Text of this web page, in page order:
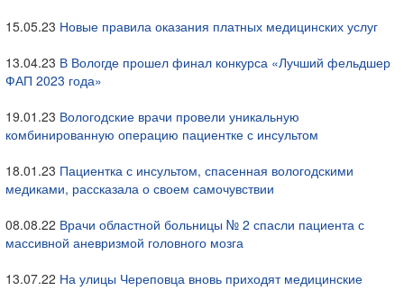
15.05.23 Новые правила оказания платных медицинских услуг
13.04.23 В Вологде прошел финал конкурса «Лучший фельдшер
ФАП 2023 года»
19.01.23 Вологодские врачи провели уникальную
комбинированную операцию пациентке с инсультом
18.01.23 Пациентка с инсультом, спасенная вологодскими
медиками, рассказала о своем самочувствии
08.08.22 Врачи областной больницы № 2 спасли пациента с
массивной аневризмой головного мозга
13.07.22 На улицы Череповца вновь приходят медицинские